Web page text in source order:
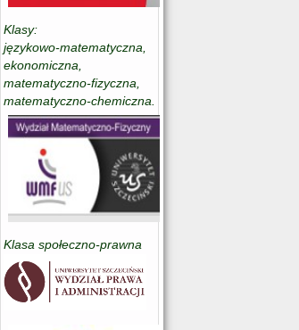
Klasy:
językowo-matematyczna,
ekonomiczna,
matematyczno-fizyczna,
matematyczno-chemiczna.
Klasa społeczno-prawna